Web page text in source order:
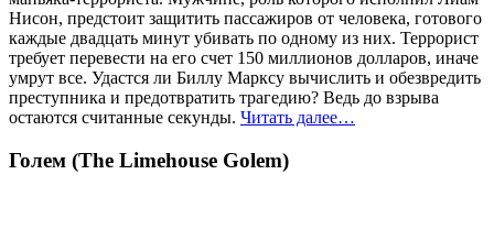
Нисон, предстоит защитить пассажиров от человека, готового
каждые двадцать минут убивать по одному из них. Террорист
требует перевести на его счет 150 миллионов долларов, иначе
умрут все. Удастся ли Биллу Марксу вычислить и обезвредить
преступника и предотвратить трагедию? Ведь до взрыва
остаются считанные секунды. Читать далее…
Голем (The Limehouse Golem)